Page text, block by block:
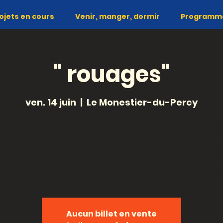
en cours Venir, manger, dormir
" rouages"
ven. 14 juin
  |
Le Monestier-du-Percy
Aucun billet en vente